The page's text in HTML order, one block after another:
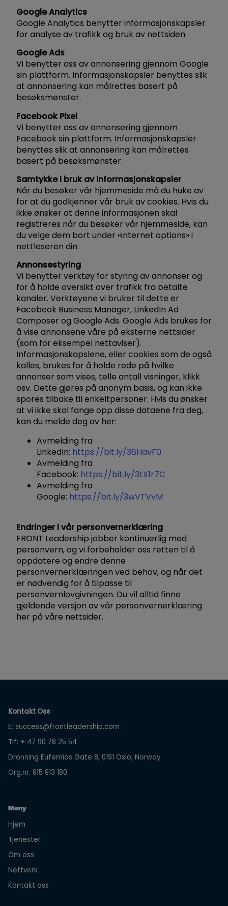
Google Analytics
Google Analytics benytter informasjonskapsler
for analyse av trafikk og bruk av nettsiden.
Google Ads
Vi benytter oss av annonsering gjennom Google
sin plattform. Informasjonskapsler benyttes slik
at annonsering kan målrettes basert på
besøksmønster.
Facebook Pixel
Vi benytter oss av annonsering gjennom
Facebook sin plattform. Informasjonskapsler
benyttes slik at annonsering kan målrettes
basert på besøksmønster.
Samtykke i bruk av informasjonskapsler
Når du besøker vår hjemmeside må du huke av
for at du godkjenner vår bruk av cookies. Hvis du
ikke ønsker at denne informasjonen skal
registreres når du besøker vår hjemmeside, kan
du velge dem bort under «internet options» i
nettleseren din.
Annonsestyring
Vi benytter verktøy for styring av annonser og
for å holde oversikt over trafikk fra betalte
kanaler. Verktøyene vi bruker til dette er
Facebook Business Manager, LinkedIn Ad
Composer og Google Ads. Google Ads brukes for
å vise annonsene våre på eksterne nettsider
(som for eksempel nettaviser).
Informasjonskapslene, eller cookies som de også
kalles, brukes for å holde rede på hvilke
annonser som vises, telle antall visninger, klikk
osv. Dette gjøres på anonym basis, og kan ikke
spores tilbake til enkeltpersoner. Hvis du ønsker
at vi ikke skal fange opp disse dataene fra deg,
kan du melde deg av her:
Avmelding fra
LinkedIn: https://bit.ly/36HavF0
Avmelding fra
Facebook: https://bit.ly/3tX1r7C
Avmelding fra
Google: https://bit.ly/3wVTVvM
Endringer i vår personvernerklæring
FRONT Leadership jobber kontinuerlig med
personvern, og vi forbeholder oss retten til å
oppdatere og endre denne
personvernerklæringen ved behov, og når det
er nødvendig for å tilpasse til
personvernlovgivningen. Du vil alltid finne
gjeldende versjon av vår personvernerklæring
her på våre nettsider.
Kontakt Oss
E: success@frontleadership.com
Tlf: + 47 90 78 25 54
Dronning Eufemias Gate 8, 0191 Oslo, Norway
Org.nr. 915 913 180
Meny
Hjem
Tjenester
Om oss
Nettverk
Kontakt oss